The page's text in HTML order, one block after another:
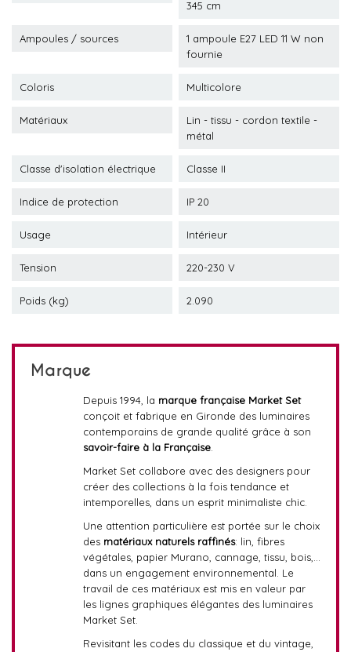
345 cm
Ampoules / sources
1 ampoule E27 LED 11 W non
fournie
Coloris Multicolore
Matériaux
Lin - tissu - cordon textile -
métal
Classe d'isolation électrique Classe II
Indice de protection IP 20
Usage Intérieur
Tension 220-230 V
Poids (kg) 2.090
Marque
Depuis 1994, la marque française Market Set
conçoit et fabrique en Gironde des luminaires
contemporains de grande qualité grâce à son
savoir-faire à la Française.
Market Set collabore avec des designers pour
créer des collections à la fois tendance et
intemporelles, dans un esprit minimaliste chic.
Une attention particulière est portée sur le choix
des matériaux naturels raffinés: lin, fibres
végétales, papier Murano, cannage, tissu, bois,…
dans un engagement environnemental. Le
travail de ces matériaux est mis en valeur par
les lignes graphiques élégantes des luminaires
Market Set.
Revisitant les codes du classique et du vintage,